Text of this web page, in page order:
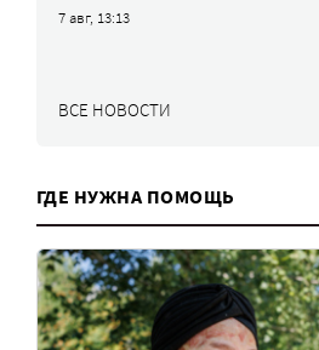
7 авг, 13:13
ВСЕ НОВОСТИ
ГДЕ НУЖНА ПОМОЩЬ